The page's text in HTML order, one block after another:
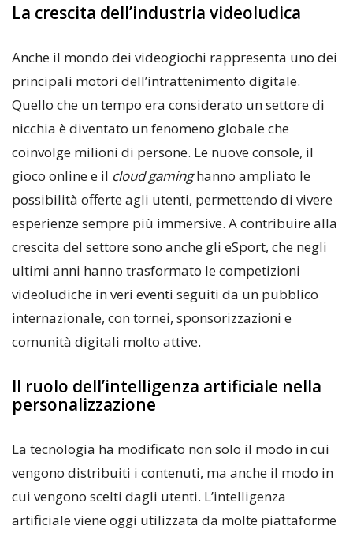
La crescita dell’industria videoludica
Anche il mondo dei videogiochi rappresenta uno dei
principali motori dell’intrattenimento digitale.
Quello che un tempo era considerato un settore di
nicchia è diventato un fenomeno globale che
coinvolge milioni di persone. Le nuove console, il
gioco online e il cloud gaminghanno ampliato le
possibilità offerte agli utenti, permettendo di vivere
esperienze sempre più immersive. A contribuire alla
crescita del settore sono anche gli eSport, che negli
ultimi anni hanno trasformato le competizioni
videoludiche in veri eventi seguiti da un pubblico
internazionale, con tornei, sponsorizzazioni e
comunità digitali molto attive.
Il ruolo dell’intelligenza artificiale nella
personalizzazione
La tecnologia ha modificato non solo il modo in cui
vengono distribuiti i contenuti, ma anche il modo in
cui vengono scelti dagli utenti. L’intelligenza
artificiale viene oggi utilizzata da molte piattaforme